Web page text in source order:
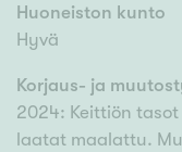
Huoneiston kunto
Hyvä
Korjaus- ja
2024: Keittiön
laatat maalattu.